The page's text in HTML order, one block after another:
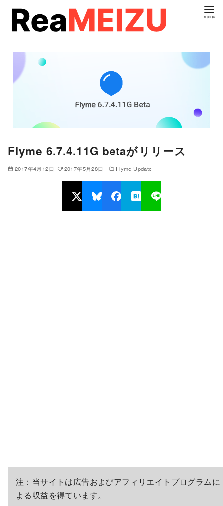
Flyme 6.7.4.11G betaがリリース
2017年4月12日 2017年5月28日 Flyme Update
注：当サイトは広告およびアフィリエイトプログラムに
よる収益を得ています。